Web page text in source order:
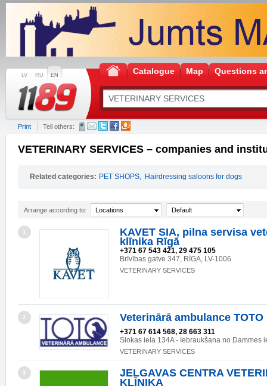
LV RU EN Catalogue Map Questions
Print Tell others:
VETERINARY SERVICES – companies and
Related categories: PET SHOPS, Hairdressing saloons for dogs
Arrange according to: Locations Default
1
KAVET SIA, pilna servisa
klīnika Rīgā
+371 67 543 421, 29 475 105
Brīvības gatve 347, RĪGA, LV-1006
VETERINARY SERVICES
2 Veterinārā ambulance TOTO
+371 67 614 568, 28 663 311
Slokas iela 134A - Iebraukšana no Dammes
VETERINARY SERVICES
3
JELGAVAS CENTRA
KLĪNIKA